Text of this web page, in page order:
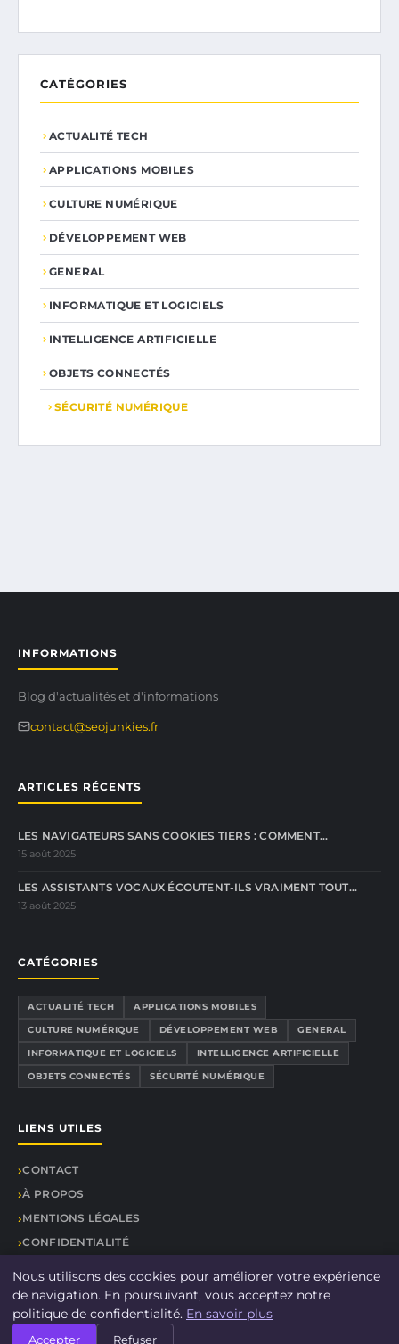
CATÉGORIES
ACTUALITÉ TECH
APPLICATIONS MOBILES
CULTURE NUMÉRIQUE
DÉVELOPPEMENT WEB
GENERAL
INFORMATIQUE ET LOGICIELS
INTELLIGENCE ARTIFICIELLE
OBJETS CONNECTÉS
SÉCURITÉ NUMÉRIQUE
INFORMATIONS
Blog d'actualités et d'informations
contact@seojunkies.fr
ARTICLES RÉCENTS
LES NAVIGATEURS SANS COOKIES TIERS : COMMENT…
15 août 2025
LES ASSISTANTS VOCAUX ÉCOUTENT-ILS VRAIMENT TOUT…
13 août 2025
CATÉGORIES
ACTUALITÉ TECH
APPLICATIONS MOBILES
CULTURE NUMÉRIQUE
DÉVELOPPEMENT WEB
GENERAL
INFORMATIQUE ET LOGICIELS
INTELLIGENCE ARTIFICIELLE
OBJETS CONNECTÉS
SÉCURITÉ NUMÉRIQUE
LIENS UTILES
CONTACT
À PROPOS
MENTIONS LÉGALES
CONFIDENTIALITÉ
Nous utilisons des cookies pour améliorer votre expérience
de navigation. En poursuivant, vous acceptez notre
politique de confidentialité. En savoir plus
Accepter Refuser